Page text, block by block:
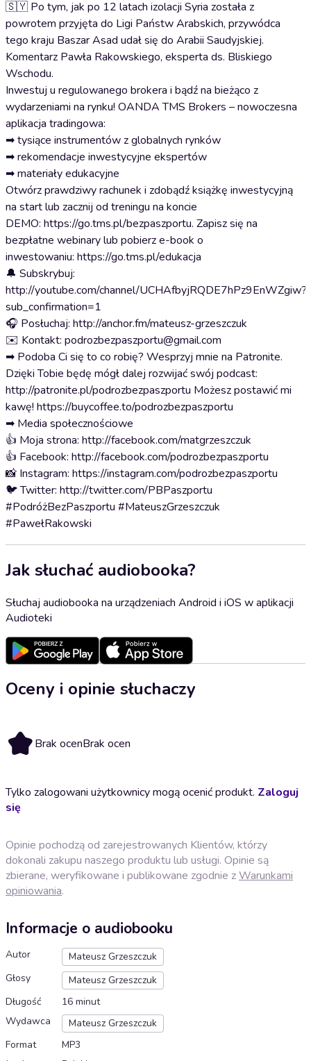
🇸🇾 Po tym, jak po 12 latach izolacji Syria została z
powrotem przyjęta do Ligi Państw Arabskich, przywódca
tego kraju Baszar Asad udał się do Arabii Saudyjskiej.
Komentarz Pawła Rakowskiego, eksperta ds. Bliskiego
Wschodu.
Inwestuj u regulowanego brokera i bądź na bieżąco z
wydarzeniami na rynku! OANDA TMS Brokers – nowoczesna
aplikacja tradingowa:
➡ tysiące instrumentów z globalnych rynków
➡ rekomendacje inwestycyjne ekspertów
➡ materiały edukacyjne
Otwórz prawdziwy rachunek i zdobądź książkę inwestycyjną
na start lub zacznij od treningu na koncie
DEMO: ⁠⁠⁠⁠⁠⁠⁠⁠⁠⁠⁠⁠⁠⁠⁠⁠⁠⁠⁠⁠⁠⁠⁠⁠⁠⁠⁠⁠⁠https://go.tms.pl/bezpaszportu⁠⁠⁠⁠⁠⁠⁠⁠⁠⁠⁠⁠⁠⁠⁠⁠⁠⁠⁠⁠⁠⁠⁠⁠⁠⁠⁠⁠⁠. Zapisz się na
bezpłatne webinary lub pobierz e-book o
inwestowaniu: ⁠⁠⁠⁠⁠⁠⁠⁠⁠⁠⁠⁠⁠⁠⁠⁠⁠⁠⁠⁠⁠⁠⁠⁠⁠⁠⁠⁠⁠https://go.tms.pl/edukacja⁠⁠⁠⁠⁠⁠⁠⁠⁠⁠⁠⁠⁠⁠⁠⁠⁠⁠⁠⁠⁠⁠⁠⁠⁠⁠⁠⁠⁠
🔔 Subskrybuj:
http://youtube.com/channel/UCHAfbyjRQDE7hPz9EnWZgiw?
sub_confirmation=1
🎧 Posłuchaj: http://anchor.fm/mateusz-grzeszczuk
✉️ Kontakt: podrozbezpaszportu@gmail.com
➡ Podoba Ci się to co robię? Wesprzyj mnie na Patronite.
Dzięki Tobie będę mógł dalej rozwijać swój podcast:
http://patronite.pl/podrozbezpaszportu Możesz postawić mi
kawę! https://buycoffee.to/podrozbezpaszportu
➡ Media społecznościowe
👍 Moja strona: http://facebook.com/matgrzeszczuk
👍 Facebook: http://facebook.com/podrozbezpaszportu
📸 Instagram: https://instagram.com/podrozbezpaszportu
🐦 Twitter: http://twitter.com/PBPaszportu
#PodróżBezPaszportu #MateuszGrzeszczuk
#PawełRakowski
Jak słuchać audiobooka?
Słuchaj audiobooka na urządzeniach Android i iOS w aplikacji
Audioteki
Oceny i opinie słuchaczy
Brak ocenBrak ocen
Tylko zalogowani użytkownicy mogą ocenić produkt. Zaloguj
się
Opinie pochodzą od zarejestrowanych Klientów, którzy
dokonali zakupu naszego produktu lub usługi. Opinie są
zbierane, weryfikowane i publikowane zgodnie zWarunkami
opiniowania.
Informacje o audiobooku
Autor
Mateusz Grzeszczuk
Głosy
Mateusz Grzeszczuk
Długość
16 minut
Wydawca
Mateusz Grzeszczuk
Format
MP3